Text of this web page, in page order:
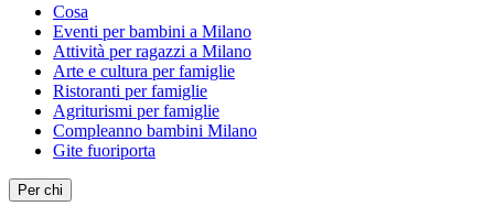
Cosa
Eventi per bambini a Milano
Attività per ragazzi a Milano
Arte e cultura per famiglie
Ristoranti per famiglie
Agriturismi per famiglie
Compleanno bambini Milano
Gite fuoriporta
Per chi